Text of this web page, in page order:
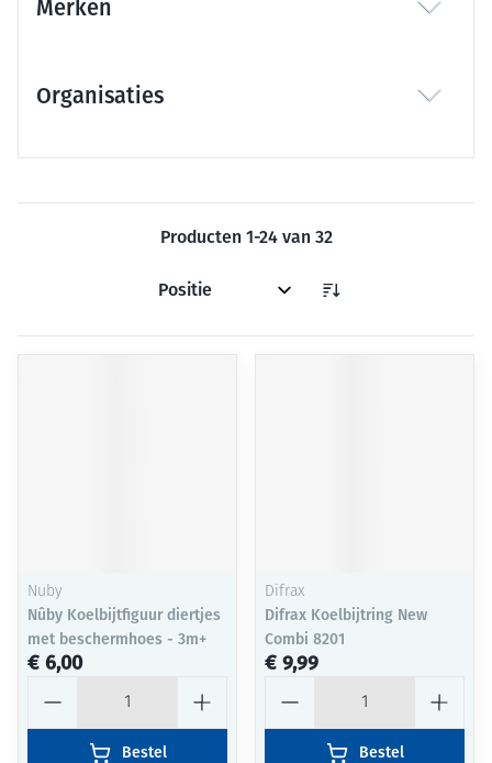
Merken
Organisaties
Producten 1-24van 32
Sorteer op:
Nuby
Nûby Koelbijtfiguur diertjes
met beschermhoes - 3m+
€ 6,00
Bestel
Difrax
Difrax Koelbijtring New
Combi 8201
€ 9,99
Bestel